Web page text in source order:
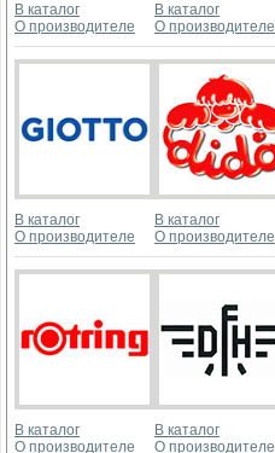
В каталог
О производителе
В каталог
О производителе
В каталог
О производителе
В каталог
О производителе
В каталог
О производителе
В каталог
О производителе